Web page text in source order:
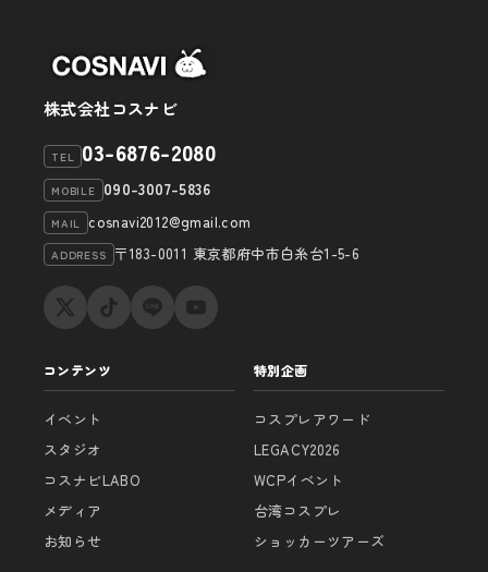
株式会社コスナビ
TEL 03-6876-2080
MOBILE 090-3007-5836
MAIL cosnavi2012@gmail.com
ADDRESS 〒183-0011 東京都府中市白糸台1-5-6
コンテンツ
イベント
スタジオ
コスナビLABO
メディア
お知らせ
特別企画
コスプレアワード
LEGACY2026
WCPイベント
台湾コスプレ
ショッカーツアーズ